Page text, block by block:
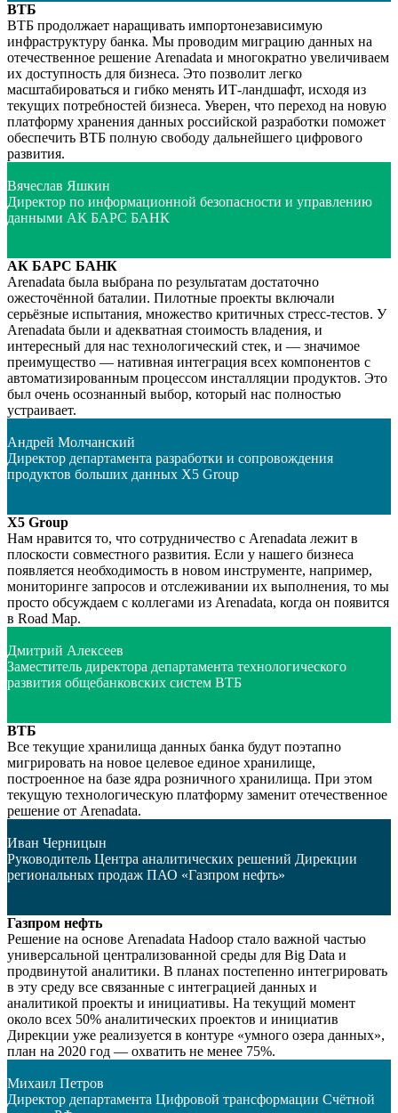
ВТБ
ВТБ продолжает наращивать импортонезависимую
инфраструктуру банка. Мы проводим миграцию данных на
отечественное решение Arenadata и многократно увеличиваем
их доступность для бизнеса. Это позволит легко
масштабироваться и гибко менять ИТ-ландшафт, исходя из
текущих потребностей бизнеса. Уверен, что переход на новую
платформу хранения данных российской разработки поможет
обеспечить ВТБ полную свободу дальнейшего цифрового
развития.
Вячеслав Яшкин
Директор по информационной безопасности и управлению
данными АК БАРС БАНК
АК БАРС БАНК
Arenadata была выбрана по результатам достаточно
ожесточённой баталии. Пилотные проекты включали
серьёзные испытания, множество критичных стресс-тестов. У
Arenadata были и адекватная стоимость владения, и
интересный для нас технологический стек, и — значимое
преимущество — нативная интеграция всех компонентов с
автоматизированным процессом инсталляции продуктов. Это
был очень осознанный выбор, который нас полностью
устраивает.
Андрей Молчанский
Директор департамента разработки и сопровождения
продуктов больших данных Х5 Group
Х5 Group
Нам нравится то, что сотрудничество с Arenadata лежит в
плоскости совместного развития. Если у нашего бизнеса
появляется необходимость в новом инструменте, например,
мониторинге запросов и отслеживании их выполнения, то мы
просто обсуждаем с коллегами из Arenadata, когда он появится
в Road Map.
Дмитрий Алексеев
Заместитель директора департамента технологического
развития общебанковских систем ВТБ
ВТБ
Все текущие хранилища данных банка будут поэтапно
мигрировать на новое целевое единое хранилище,
построенное на базе ядра розничного хранилища. При этом
текущую технологическую платформу заменит отечественное
решение от Arenadata.
Иван Черницын
Руководитель Центра аналитических решений Дирекции
региональных продаж ПАО «Газпром нефть»
Газпром нефть
Решение на основе Arenadata Hadoop стало важной частью
универсальной централизованной среды для Big Data и
продвинутой аналитики. В планах постепенно интегрировать
в эту среду все связанные с интеграцией данных и
аналитикой проекты и инициативы. На текущий момент
около всех 50% аналитических проектов и инициатив
Дирекции уже реализуется в контуре «умного озера данных»,
план на 2020 год — охватить не менее 75%.
Михаил Петров
Директор департамента Цифровой трансформации Счётной